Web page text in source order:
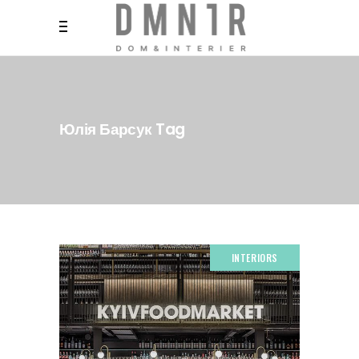
Юлія Барсук Tag
INTERIORS